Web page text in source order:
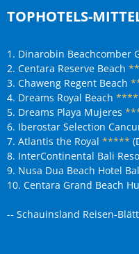
TOPHOTELS-
1. Dinarobin Beachcomber
2. Centara Reserve Beach
3. Chaweng Regent Beach
4. Dreams Royal Beach
5. Dreams Playa Mujeres
6. Iberostar Selection
7. Atlantis the Royal *****
8. InterContinental Bali
9. Nusa Dua Beach Hotel
10. Centara Grand Beach
-- Schauinsland Reisen-